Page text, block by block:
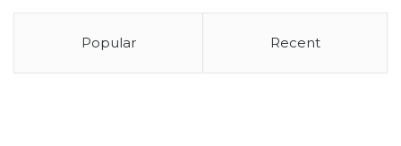
Popular Recent